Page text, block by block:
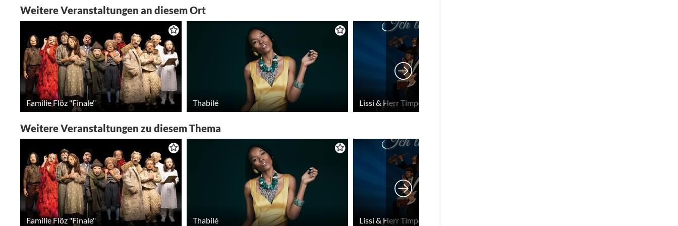
Weitere Veranstaltungen an diesem Ort
Familie Flöz "Finale" Thabilé Lissi & Herr Timpe "Ich liebe das Leben"
Weitere Veranstaltungen zu diesem Thema
Familie Flöz "Finale" Thabilé Lissi & Herr Timpe "Ich liebe das Leben"